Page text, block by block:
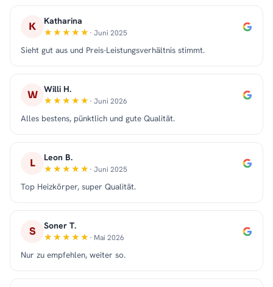
K Katharina
· Juni 2025
Sieht gut aus und Preis-Leistungsverhältnis stimmt.
W Willi H.
· Juni 2026
Alles bestens, pünktlich und gute Qualität.
L Leon B.
· Juni 2025
Top Heizkörper, super Qualität.
S Soner T.
· Mai 2026
Nur zu empfehlen, weiter so.